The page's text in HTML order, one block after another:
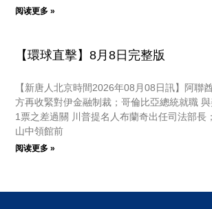
阅读更多 »
【環球直擊】8月8日完整版
【新唐人北京時間2026年08月08日訊】阿聯
方再收緊對伊金融制裁；哥倫比亞總統就職 與
1票之差過關 川普提名人布蘭奇出任司法部長
山中領館前
阅读更多 »